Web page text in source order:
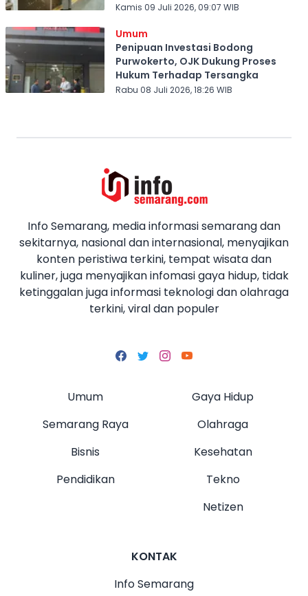
Kamis 09 Juli 2026, 09:07 WIB
Umum
Penipuan Investasi Bodong
Purwokerto, OJK Dukung Proses
Hukum Terhadap Tersangka
Rabu 08 Juli 2026, 18:26 WIB
Info Semarang, media informasi semarang dan
sekitarnya, nasional dan internasional, menyajikan
konten peristiwa terkini, tempat wisata dan
kuliner, juga menyajikan infomasi gaya hidup, tidak
ketinggalan juga informasi teknologi dan olahraga
terkini, viral dan populer
Umum
Semarang Raya
Bisnis
Pendidikan
Gaya Hidup
Olahraga
Kesehatan
Tekno
Netizen
KONTAK
Info Semarang